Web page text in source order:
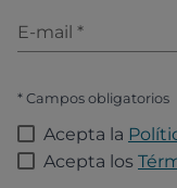
E-mail *
* Campos obligatorios
Acepta la
Acepta los